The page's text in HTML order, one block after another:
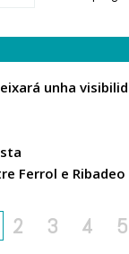
unha
Ferrol e Ribadeo
2 3 4 5